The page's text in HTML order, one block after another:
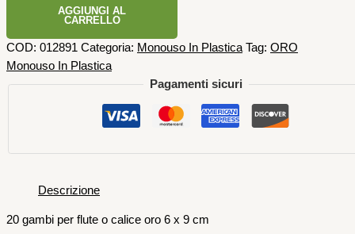
AGGIUNGI AL
CARRELLO
COD: 012891 Categoria: Monouso In Plastica Tag: ORO
Monouso In Plastica
Pagamenti sicuri
Descrizione
20 gambi per flute o calice oro 6 x 9 cm